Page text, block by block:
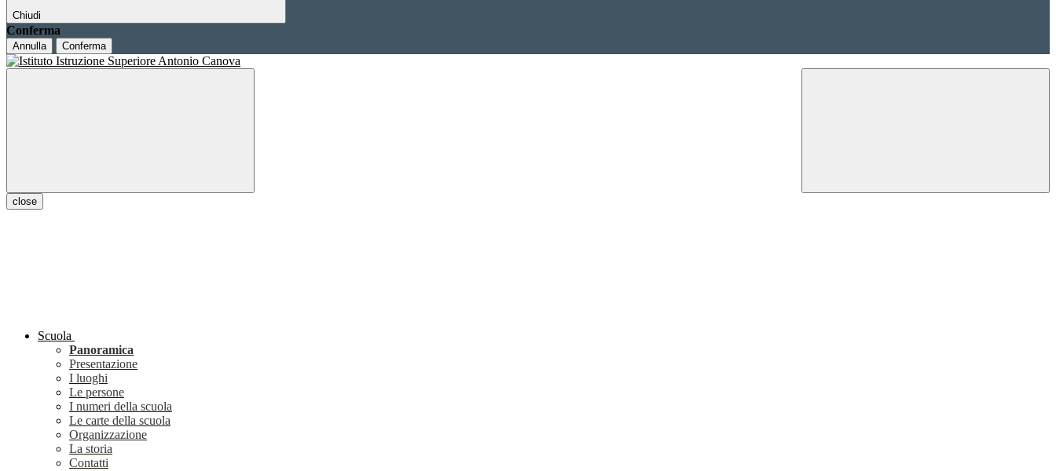
Chiudi
Conferma
Annulla Conferma
close
Scuola
Panoramica
Presentazione
I luoghi
Le persone
I numeri della scuola
Le carte della scuola
Organizzazione
La storia
Contatti